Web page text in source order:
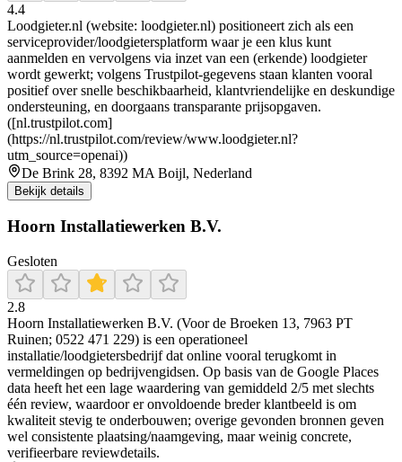
4.4
Loodgieter.nl (website: loodgieter.nl) positioneert zich als een
serviceprovider/loodgietersplatform waar je een klus kunt
aanmelden en vervolgens via inzet van een (erkende) loodgieter
wordt gewerkt; volgens Trustpilot-gegevens staan klanten vooral
positief over snelle beschikbaarheid, klantvriendelijke en deskundige
ondersteuning, en doorgaans transparante prijsopgaven.
([nl.trustpilot.com]
(https://nl.trustpilot.com/review/www.loodgieter.nl?
utm_source=openai))
De Brink 28, 8392 MA Boijl, Nederland
Bekijk details
Hoorn Installatiewerken B.V.
Gesloten
2.8
Hoorn Installatiewerken B.V. (Voor de Broeken 13, 7963 PT
Ruinen; 0522 471 229) is een operationeel
installatie/loodgietersbedrijf dat online vooral terugkomt in
vermeldingen op bedrijvengidsen. Op basis van de Google Places
data heeft het een lage waardering van gemiddeld 2/5 met slechts
één review, waardoor er onvoldoende breder klantbeeld is om
kwaliteit stevig te onderbouwen; overige gevonden bronnen geven
wel consistente plaatsing/naamgeving, maar weinig concrete,
verifieerbare reviewdetails.